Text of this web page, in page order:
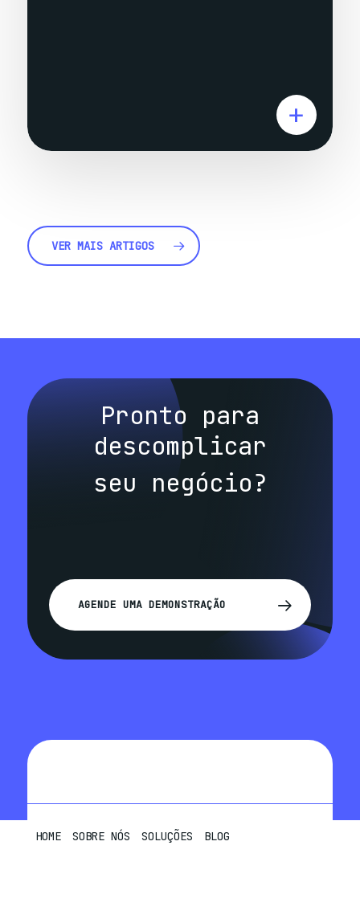
VER MAIS ARTIGOS
Pronto para
descomplicar
seu negócio?
AGENDE UMA DEMONSTRAÇÃO
HOME SOBRE NÓS SOLUÇÕES BLOG